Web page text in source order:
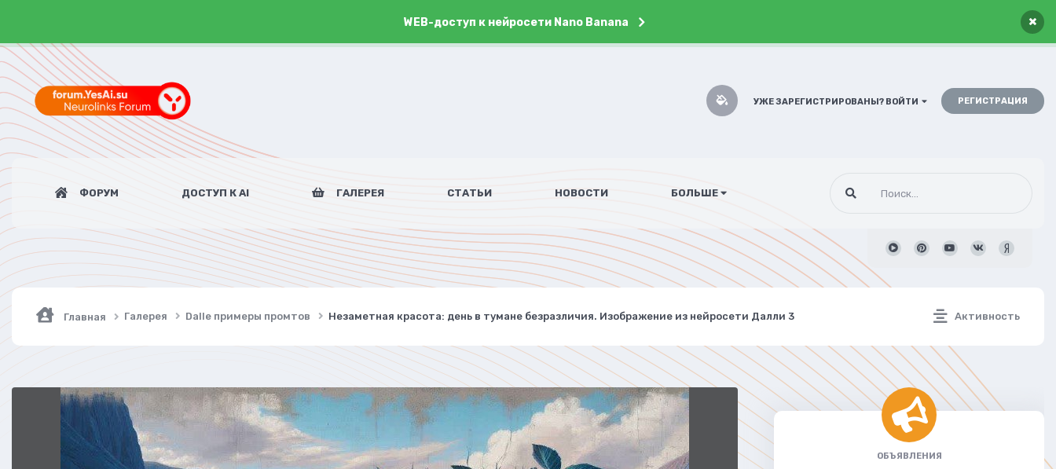
WEB-доступ к нейросети Nano Banana ×
УЖЕ ЗАРЕГИСТРИРОВАНЫ? ВОЙТИ РЕГИСТРАЦИЯ
ФОРУМ ДОСТУП К AI ГАЛЕРЕЯ СТАТЬИ НОВОСТИ БОЛЬШЕ
Активность
Главная Галерея Dalle примеры промтов Незаметная красота: день в тумане безразличия. Изображение из нейросети Далли 3
ОБЪЯВЛЕНИЯ